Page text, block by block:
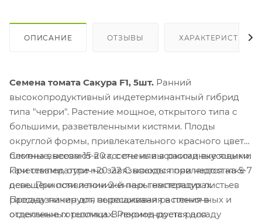
ОПИСАНИЕ ОТЗЫВЫ ХАРАКТЕРИСТИКИ
Семена томата Сакура F1, 5шт. Ранний
высокопродуктивный индетерминантный гибрид
типа "черри". Растение мощное, открытого типа с
большими, разветвленными кистями. Плоды
округлой формы, привлекательного красного цвета,
плотные, весом 15-20 г, с очень высокими вкусовыми
качествами, отлично завязываются при недостатке
освещенности и пониженных температурах.
Предназначен для выращивания в пленочных и
остекленных теплицах. Рекомендуется для
Семена высевают в кассеты или в рассадные ящики.
При температуре +20-22 С всходы появляются на 5-7
день. При появлении 2-й пары настоящих листьев
рассаду пикируют, пересаживая растения в
отдельные горшочки. В период роста рассаду